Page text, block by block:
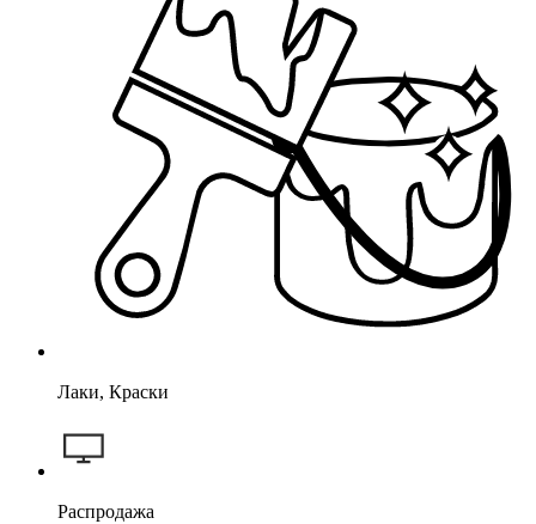
Лаки, Краски
Распродажа